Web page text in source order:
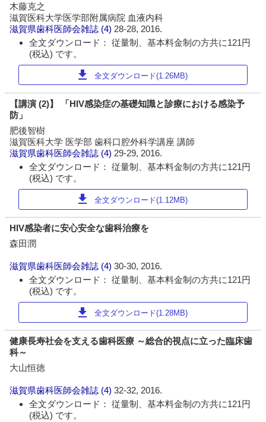
木藤克之
滋賀医科大学医学部附属病院 血液内科
滋賀県歯科医師会雑誌 (4) 28-28, 2016.
全文ダウンロード： 従量制、基本料金制の方共に121円
(税込) です。
download 全文ダウンロード(1.26MB)
【講演 (2)】 「HIV感染症の基礎知識と診療における感染予
防」
肥後智樹
滋賀医科大学 医学部 歯科口腔外科学講座 講師
滋賀県歯科医師会雑誌 (4) 29-29, 2016.
全文ダウンロード： 従量制、基本料金制の方共に121円
(税込) です。
download 全文ダウンロード(1.12MB)
HIV感染者に安心安全な歯科治療を
森田潤
滋賀県歯科医師会雑誌 (4)30-30, 2016.
全文ダウンロード： 従量制、基本料金制の方共に121円
(税込) です。
download 全文ダウンロード(1.28MB)
健康長寿社会を支える歯科医療 ～総合的視点に立った臨床歯
科～
大山恒徳
滋賀県歯科医師会雑誌 (4)32-32, 2016.
全文ダウンロード： 従量制、基本料金制の方共に121円
(税込) です。